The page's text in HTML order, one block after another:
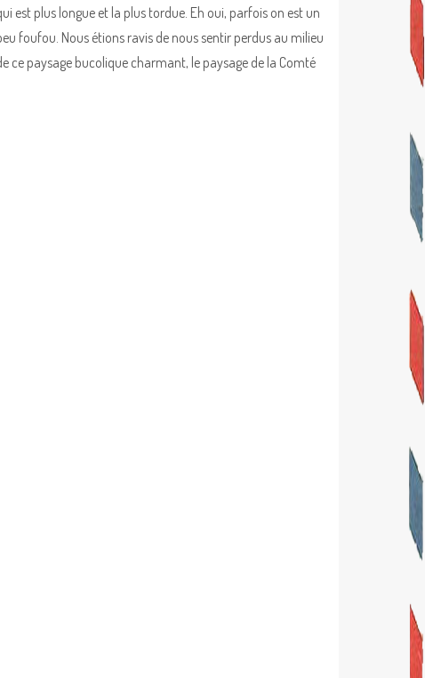
est plus longue et la plus tordue. Eh oui, parfois on est un
foufou. Nous étions ravis de nous sentir perdus au milieu
ce paysage bucolique charmant, le paysage de la Comté